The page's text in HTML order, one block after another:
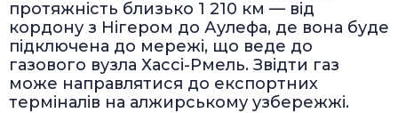
протяжність близько 1 210 км — від
кордону з Нігером до Аулефа, де вона буде
підключена до мережі, що веде до
газового вузла Хассі-Рмель. Звідти газ
може направлятися до експортних
терміналів на алжирському узбережжі.